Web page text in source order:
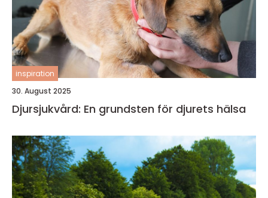
inspiration
30. August 2025
Djursjukvård: En grundsten för djurets hälsa